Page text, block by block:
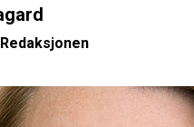
Redaksjonen